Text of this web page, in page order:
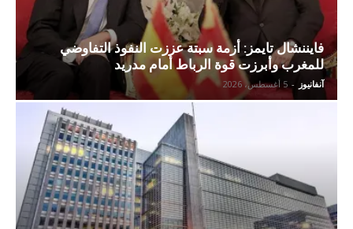
فايننشال تايمز: أزمة سبتة عززت النفوذ التفاوضي
للمغرب وأبرزت قوة الرباط أمام مدريد
آنفانيوز - 5 أغسطس، 2026